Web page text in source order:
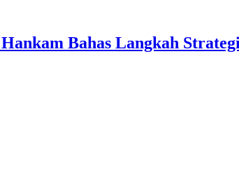
Bahas Langkah